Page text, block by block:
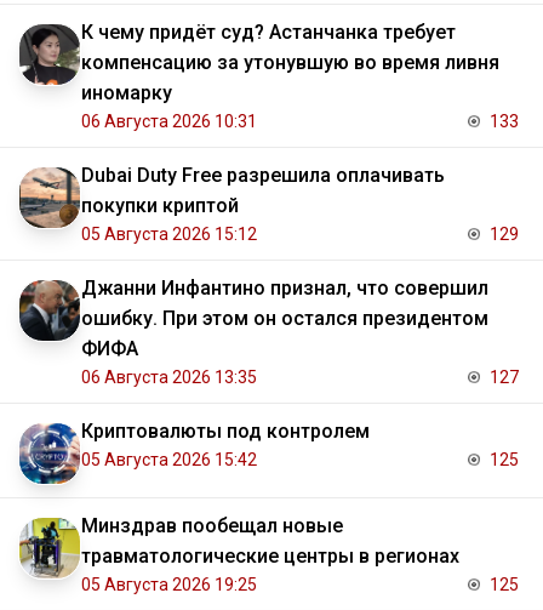
К чему придёт суд? Астанчанка требует
компенсацию за утонувшую во время ливня
иномарку
06 Августа 2026 10:31 133
Dubai Duty Free разрешила оплачивать
покупки криптой
05 Августа 2026 15:12 129
Джанни Инфантино признал, что совершил
ошибку. При этом он остался президентом
ФИФА
06 Августа 2026 13:35 127
Криптовалюты под контролем
05 Августа 2026 15:42 125
Минздрав пообещал новые
травматологические центры в регионах
05 Августа 2026 19:25 125